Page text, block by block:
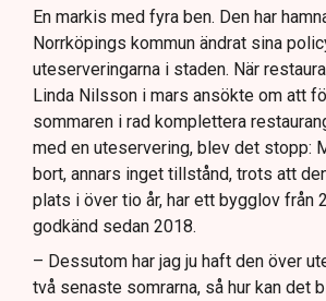
En markis med fyra ben. Den har
Norrköpings kommun ändrat sina
uteserveringarna i staden. När
Linda Nilsson i mars ansökte om att
sommaren i rad komplettera
med en uteservering, blev det stopp:
bort, annars inget tillstånd, trots att
plats i över tio år, har ett bygglov från
godkänd sedan 2018.
– Dessutom har jag ju haft den över
två senaste somrarna, så hur kan det